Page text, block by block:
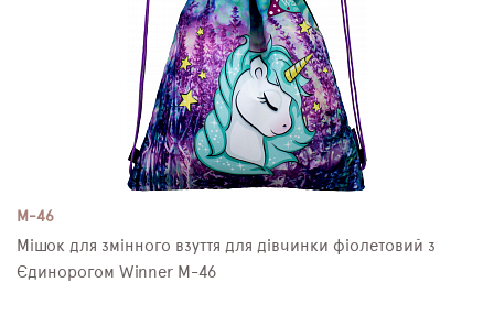
M-46
Мішок для змінного взуття для дівчинки фіолетовий з
Єдинорогом Winner M-46